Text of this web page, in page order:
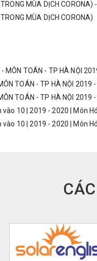
MÙA DỊCH CORONA)
MÙA DỊCH CORONA)
MÔN TOÁN - TP HÀ NỘI
TOÁN - TP HÀ NỘI 2019
TOÁN - TP HÀ NỘI 2019
10 | 2019 - 2020 | Môn
10 | 2019 - 2020 | Môn